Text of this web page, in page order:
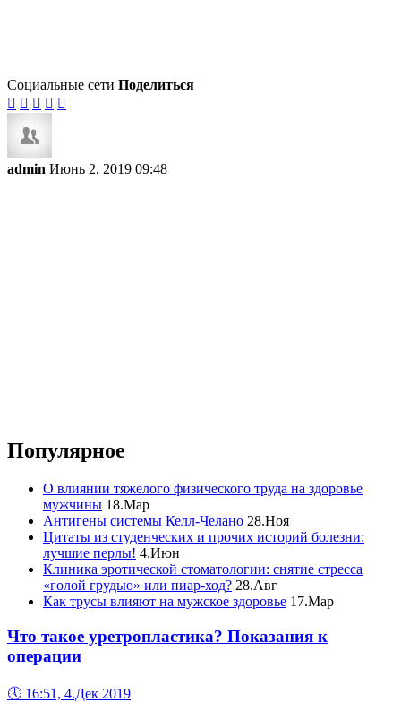
Социальные сети Поделиться
    
admin Июнь 2, 2019 09:48
Популярное
О влиянии тяжелого физического труда на здоровье
мужчины 18.Мар
Антигены системы Келл-Челано 28.Ноя
Цитаты из студенческих и прочих историй болезни:
лучшие перлы! 4.Июн
Клиника эротической стоматологии: снятие стресса
«голой грудью» или пиар-ход? 28.Авг
Как трусы влияют на мужское здоровье 17.Мар
Что такое уретропластика? Показания к
операции
🕔 16:51, 4.Дек 2019